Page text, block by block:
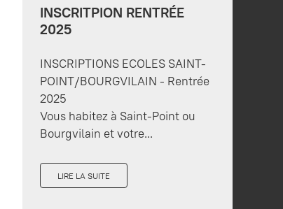
INSCRITPION RENTRÉE
2025
INSCRIPTIONS ECOLES SAINT-
POINT/BOURGVILAIN - Rentrée
2025
Vous habitez à Saint-Point ou
Bourgvilain et votre...
LIRE LA SUITE